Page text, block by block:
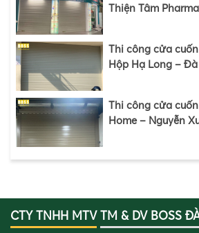
Thiện Tâm
Thi công cửa
Hộp Hạ Long –
Thi công cửa
Home – Nguyễn
CTY TNHH MTV TM & DV BOSS